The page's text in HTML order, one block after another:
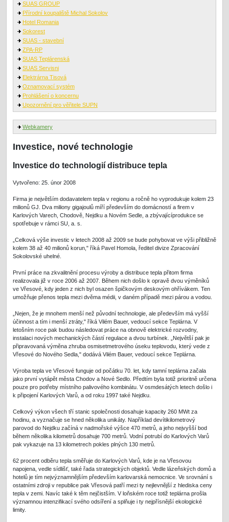
SUAS GROUP
Přírodní koupaliště Michal Sokolov
Hotel Romania
Sokorest
SUAS - stavební
ZPA-RP
SUAS Teplárenská
SUAS Servisni
Elektrárna Tisová
Oznamovací systém
Prohlášení o koncernu
Upozornění pro věřitele SUPN
Webkamery
Investice, nové technologie
Investice do technologií distribuce tepla
Vytvořeno: 25. únor 2008
Firma je největším dodavatelem tepla v regionu a ročně ho vyprodukuje kolem 23
milionů GJ. Dva miliony gigajoulů míří především do domácností a firem v
Karlových Varech, Chodově, Nejdku a Novém Sedle, a zbývajícíprodukce se
spotřebuje v rámci SU, a. s.
„Celková výše investic v letech 2008 až 2009 se bude pohybovat ve výši přibližně
kolem 38 až 40 milionů korun," říká Pavel Homola, ředitel divize Zpracování
Sokolovské uhelné.
První práce na zkvalitnění procesu výroby a distribuce tepla přitom firma
realizovala již v roce 2006 až 2007. Během nich došlo k opravě dvou výměníků
ve Vřesové, kdy jeden z nich byl osazen špičkovým deskovým ohřívákem. Ten
umožňuje přenos tepla mezi dvěma médii, v daném případě mezi párou a vodou.
„Nejen, že je mnohem menší než původní technologie, ale především má vyšší
účinnost a tím i menší ztráty," říká Vilém Bauer, vedoucí sekce Teplárna. V
letošním roce pak budou následovat práce na obnově elektrické rozvodny,
instalaci nových mechanických částí regulace a dvou turbínek. „Největší pak je
připravovaná výměna zhruba osmisetmetrového úseku teplovodu, který vede z
Vřesové do Nového Sedla," dodává Vilém Bauer, vedoucí sekce Teplárna.
Výroba tepla ve Vřesové funguje od počátku 70. let, kdy tamní teplárna začala
jako první vytápět města Chodov a Nové Sedlo. Předtím byla totiž prioritně určena
pouze pro potřeby místního palivového kombinátu. V osmdesátých letech došlo i
k připojení Karlových Varů, a od roku 1997 také Nejdku.
Celkový výkon všech tří stanic společnosti dosahuje kapacity 260 MWt za
hodinu, a vyznačuje se hned několika unikáty. Například devítikilometrový
parovod do Nejdku začíná v nadmořské výšce 470 metrů, a jeho nejvyšší bod
během několika kilometrů dosahuje 700 metrů. Vodní potrubí do Karlových Varů
pak vykazuje na 13 kilometrech pokles plných 130 metrů.
62 procent odběru tepla směřuje do Karlových Varů, kde je na Vřesovou
napojena, vedle sídlišť, také řada strategických objektů. Vedle lázeňských domů a
hotelů je tím nejvýznamnějším především karlovarská nemocnice. Ve srovnání s
ostatními zdroji v republice pak Vřesová patří mezi ty nejlevnější z hlediska ceny
tepla v zemi. Navíc také k těm nejčistším. V loňském roce totiž teplárna prošla
významnou intenzifikací svého odsíření a splňuje i ty nejpřísnější ekologické
limity.